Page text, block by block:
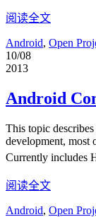
阅读全文
Android, Open
10/08
2013
Android
This topic
development, most
Currently
阅读全文
Android, Open